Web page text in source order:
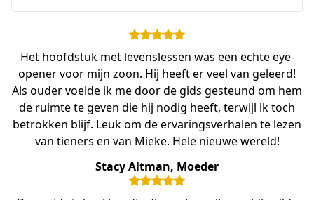
Het hoofdstuk met levenslessen was een echte eye-
opener voor mijn zoon. Hij heeft er veel van geleerd!
Als ouder voelde ik me door de gids gesteund om hem
de ruimte te geven die hij nodig heeft, terwijl ik toch
betrokken blijf. Leuk om de ervaringsverhalen te lezen
van tieners en van Mieke. Hele nieuwe wereld!
Stacy Altman, Moeder